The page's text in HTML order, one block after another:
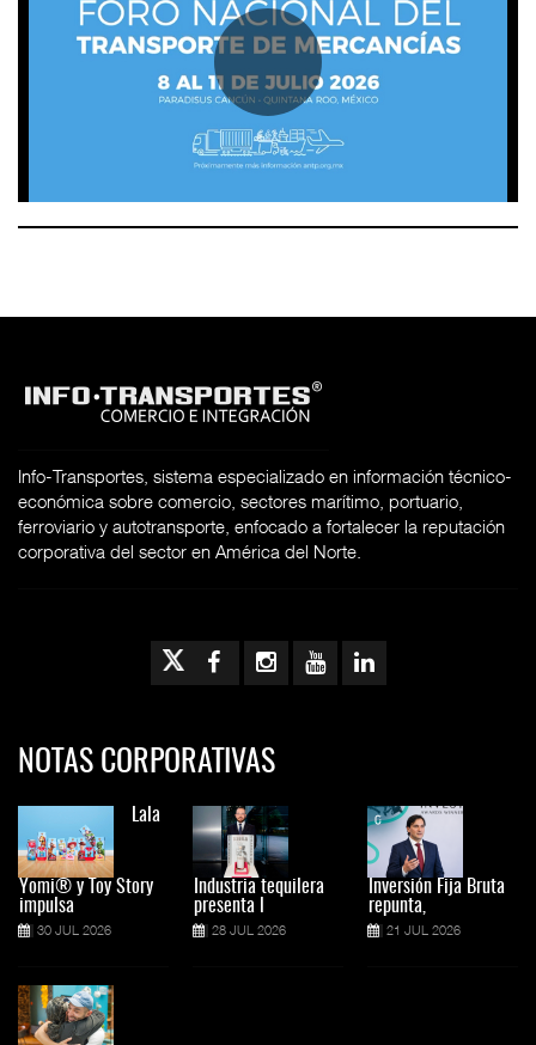
Info-Transportes, sistema especializado en información técnico-
económica sobre comercio, sectores marítimo, portuario,
ferroviario y autotransporte, enfocado a fortalecer la reputación
corporativa del sector en América del Norte.
NOTAS CORPORATIVAS
Lala
Yomi® y Toy Story
impulsa
30 JUL 2026
Industria tequilera
presenta l
28 JUL 2026
Inversión Fija Bruta
repunta,
21 JUL 2026